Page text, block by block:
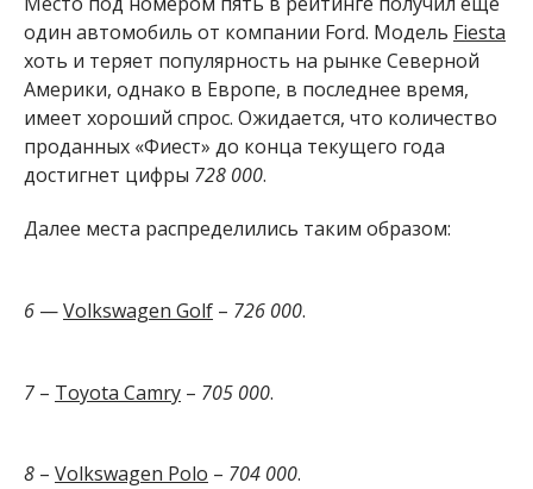
один автомобиль от компании Ford. Модель Fiesta
хоть и теряет популярность на рынке Северной
Америки, однако в Европе, в последнее время,
имеет хороший спрос. Ожидается, что количество
проданных «Фиест» до конца текущего года
достигнет цифры 728 000.
Далее места распределились таким образом:
6 —Volkswagen Golf – 726 000.
7 – Toyota Camry – 705 000.
8 – Volkswagen Polo – 704 000.